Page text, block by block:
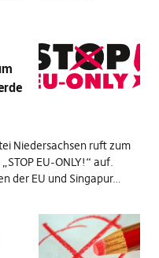
Niedersachsen ruft zum
EU-ONLY!“ auf.
der EU und Singapur…